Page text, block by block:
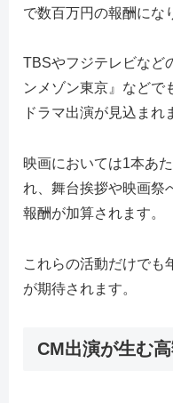
で数百万円の報酬にな
TBSやフジテレビなど
ンメゾン東京』などで
ドラマ出演が見込まれ
映画においては1本あ
れ、舞台挨拶や映画祭
報酬が加算されます。
これらの活動だけでも
が期待されます。
CM出演が生む